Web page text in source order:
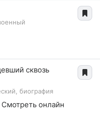
сквозь
биография
Смотреть онлайн